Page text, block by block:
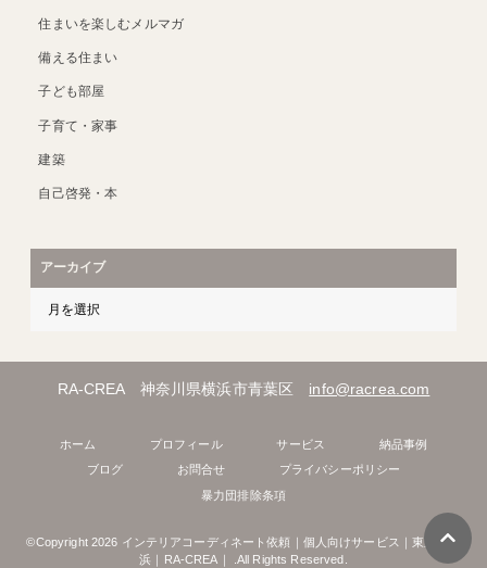
住まいを楽しむメルマガ
備える住まい
子ども部屋
子育て・家事
建築
自己啓発・本
アーカイブ
RA-CREA 神奈川県横浜市青葉区 info@racrea.com
ホーム プロフィール サービス
納品事例
ブログ
お問合せ
プライバシーポリシー
暴力団排除条項
©Copyright 2026 インテリアコーディネート依頼｜個人向けサービス｜東京｜横
浜｜RA-CREA｜
.All Rights Reserved.